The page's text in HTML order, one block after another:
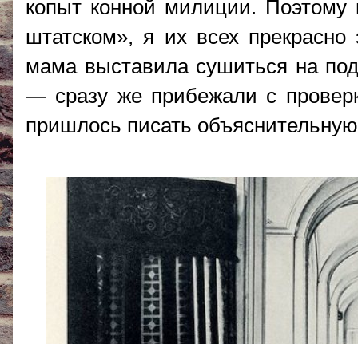
копыт конной милиции.
штатском», я их всех
мама выставила сушиться на
— сразу же прибежали с
пришлось писать